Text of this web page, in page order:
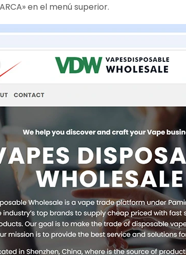
en el menú superior.